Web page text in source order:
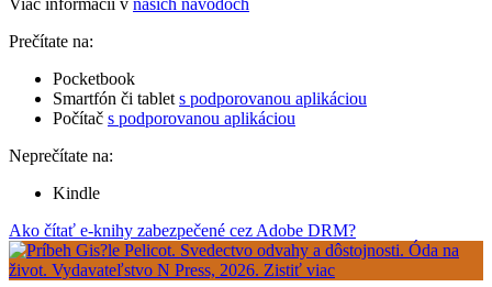
Viac informácií v našich návodoch
Prečítate na:
Pocketbook
Smartfón či tablet s podporovanou aplikáciou
Počítač s podporovanou aplikáciou
Neprečítate na:
Kindle
Ako čítať e-knihy zabezpečené cez Adobe DRM?